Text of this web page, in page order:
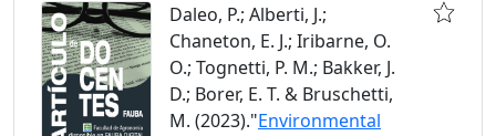
Daleo, P.; Alberti, J.;
Chaneton, E. J.; Iribarne, O.
O.; Tognetti, P. M.; Bakker, J.
D.; Borer, E. T. & Bruschetti,
M. (2023)."Environmental